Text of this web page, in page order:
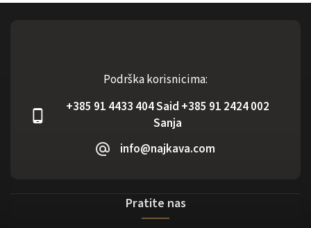
Podrška korisnicima:
+385 91 4433 404 Said +385 91 2424 002
Sanja
info@najkava.com
Pratite nas